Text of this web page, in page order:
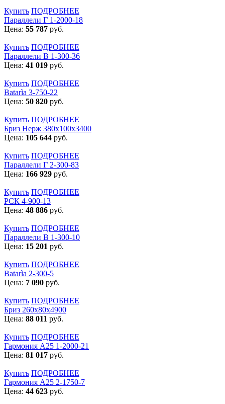
Купить ПОДРОБНЕЕ
Параллели Г 1-2000-18
Цена: 55 787 руб.
Купить ПОДРОБНЕЕ
Параллели В 1-300-36
Цена: 41 019 руб.
Купить ПОДРОБНЕЕ
Batarìa 3-750-22
Цена: 50 820 руб.
Купить ПОДРОБНЕЕ
Бриз Нерж 380х100х3400
Цена: 105 644 руб.
Купить ПОДРОБНЕЕ
Параллели Г 2-300-83
Цена: 166 929 руб.
Купить ПОДРОБНЕЕ
РСК 4-900-13
Цена: 48 886 руб.
Купить ПОДРОБНЕЕ
Параллели В 1-300-10
Цена: 15 201 руб.
Купить ПОДРОБНЕЕ
Batarìa 2-300-5
Цена: 7 090 руб.
Купить ПОДРОБНЕЕ
Бриз 260х80х4900
Цена: 88 011 руб.
Купить ПОДРОБНЕЕ
Гармония А25 1-2000-21
Цена: 81 017 руб.
Купить ПОДРОБНЕЕ
Гармония А25 2-1750-7
Цена: 44 623 руб.